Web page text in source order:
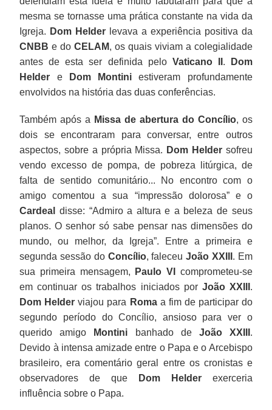
mesma se tornasse uma prática constante na vida da
Igreja. Dom Helder levava a experiência positiva da
CNBBe do CELAM, os quais viviam a colegialidade
antes de esta ser definida pelo Vaticano II .
Dom
Helder e Dom Montini estiveram profundamente
envolvidos na história das duas conferências.
Também após a Missa de abertura do Concílio, os
dois se encontraram para conversar, entre outros
aspectos, sobre a própria Missa. Dom Heldersofreu
vendo excesso de pompa, de pobreza litúrgica, de
falta de sentido comunitário... No encontro com o
amigo comentou a sua “impressão dolorosa” e o
Cardeal
disse: “Admiro a altura e a beleza de seus
planos. O senhor só sabe pensar nas dimensões do
mundo, ou melhor, da Igreja”. Entre a primeira e
segunda sessão do Concílio, faleceuJoão XXIII . Em
sua primeira mensagem,
Paulo VI
comprometeu-se
em continuar os trabalhos iniciados por João XXIII .
Dom Helder viajou para Romaa fim de participar do
segundo período do Concílio, ansioso para ver o
querido amigo
Montini banhado de João XXIII .
Devido à intensa amizade entre o Papa e o Arcebispo
brasileiro, era comentário geral entre os cronistas e
observadores de que
Dom Helderexerceria
influência sobre o Papa.